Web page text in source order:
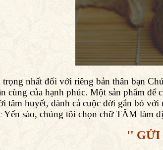
nhất đối với riêng bản thân bạn
cùng của hạnh phúc. Một sản phẩm
huyết, dành cả cuộc đời gắn bó
Yến sào, chúng tôi chọn chữ TÂM làm
'' GỬI